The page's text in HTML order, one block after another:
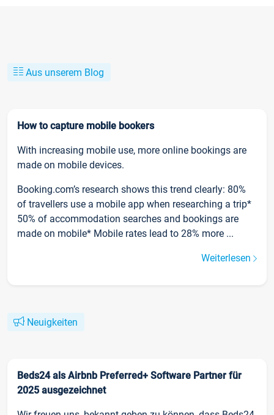
Aus unserem Blog
How to capture mobile bookers
With increasing mobile use, more online bookings are
made on mobile devices.
Booking.com’s research shows this trend clearly: 80%
of travellers use a mobile app when researching a trip*
50% of accommodation searches and bookings are
made on mobile* Mobile rates lead to 28% more ...
Weiterlesen
Neuigkeiten
Beds24 als Airbnb Preferred+ Software Partner für
2025 ausgezeichnet